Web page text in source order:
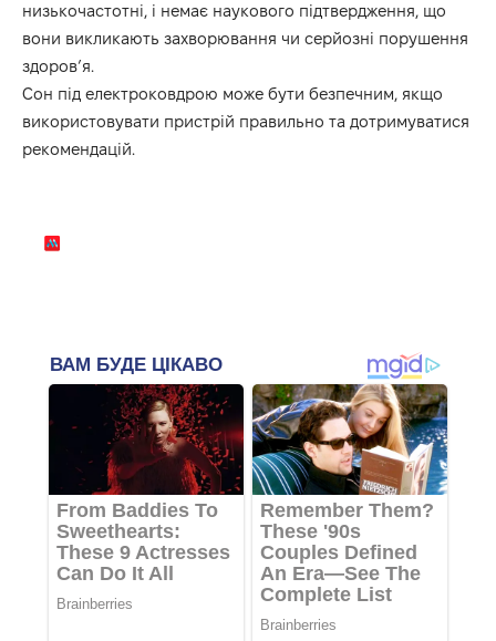
низькочастотні, і немає наукового підтвердження, що
вони викликають захворювання чи серйозні порушення
здоров’я.
Сон під електроковдрою може бути безпечним, якщо
використовувати пристрій правильно та дотримуватися
рекомендацій.